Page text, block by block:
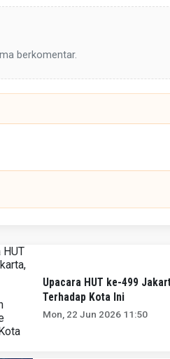
berkomentar.
Upacara HUT ke-499
Terhadap Kota Ini
Mon, 22 Jun 2026 11:50